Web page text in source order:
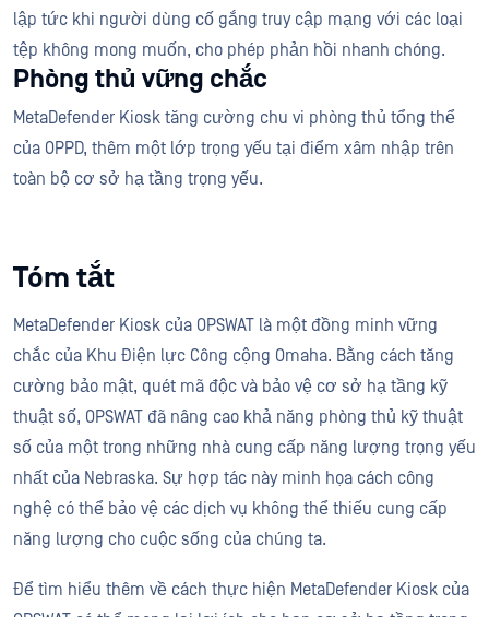
lập tức khi người dùng cố gắng truy cập mạng với các loại
tệp không mong muốn, cho phép phản hồi nhanh chóng.
Phòng thủ vững chắc
MetaDefender Kiosk tăng cường chu vi phòng thủ tổng thể
của OPPD, thêm một lớp trọng yếu tại điểm xâm nhập trên
toàn bộ cơ sở hạ tầng trọng yếu.
Tóm tắt
MetaDefender Kiosk của OPSWAT là một đồng minh vững
chắc của Khu Điện lực Công cộng Omaha. Bằng cách tăng
cường bảo mật, quét mã độc và bảo vệ cơ sở hạ tầng kỹ
thuật số, OPSWAT đã nâng cao khả năng phòng thủ kỹ thuật
số của một trong những nhà cung cấp năng lượng trọng yếu
nhất của Nebraska. Sự hợp tác này minh họa cách công
nghệ có thể bảo vệ các dịch vụ không thể thiếu cung cấp
năng lượng cho cuộc sống của chúng ta.
Để tìm hiểu thêm về cách thực hiện MetaDefender Kiosk của